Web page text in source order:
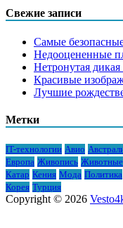
Свежие записи
Самые
Недооцененные
Нетронутая
Красивые
Лучшие
Метки
IT-технологии Авио
Европа Живопись Животные
Катар Кения Мода Политика
Корея Турция
Copyright © 2026